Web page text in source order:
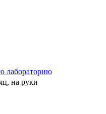
лабораторию
на руки